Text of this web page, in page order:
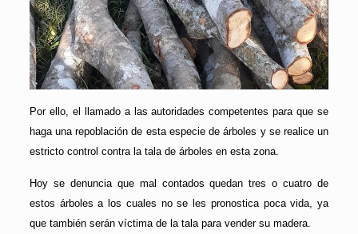
Por ello, el llamado a las autoridades competentes para que se
haga una repoblación de esta especie de árboles y se realice un
estricto control contra la tala de árboles en esta zona.
Hoy se denuncia que mal contados quedan tres o cuatro de
estos árboles a los cuales no se les pronostica poca vida, ya
que también serán víctima de la tala para vender su madera.